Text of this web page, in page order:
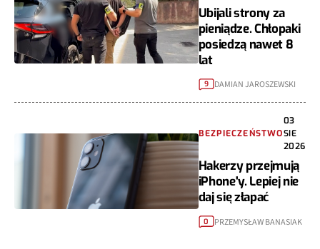
Ubijali strony za
pieniądze. Chłopaki
posiedzą nawet 8
lat
9 DAMIAN JAROSZEWSKI
BEZPIECZEŃSTWO
03
SIE
2026
Hakerzy przejmują
iPhone'y. Lepiej nie
daj się złapać
0 PRZEMYSŁAW BANASIAK